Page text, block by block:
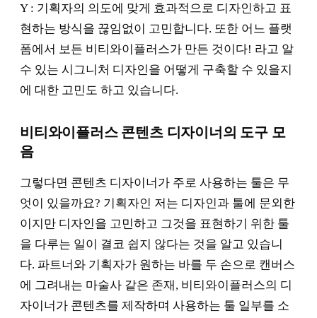
Y : 기획자의 의도에 맞게 효과적으로 디자인하고 표
현하는 방식을 끊임없이 고민합니다. 또한 어느 플랫
폼에서 보든 비티와이플러스가 만든 것이다! 라고 알
수 있는 시그니처 디자인을 어떻게 구축할 수 있을지
에 대한 고민도 하고 있습니다.
비티와이플러스 콘텐츠 디자이너의 도구 모
음
그렇다면 콘텐츠 디자이너가 주로 사용하는 툴은 무
엇이 있을까요? 기획자인 저는 디자인과 툴에 문외한
이지만 디자인을 고민하고 그것을 표현하기 위한 툴
을 다루는 일이 결코 쉽지 않다는 것을 알고 있습니
다. 파트너와 기획자가 원하는 바를 두 손으로 캔버스
에 그려내는 마술사 같은 존재, 비티와이플러스의 디
자이너가 콘텐츠를 제작하며 사용하는 툴 일부를 소